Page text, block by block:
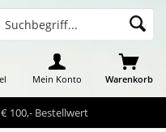
100,- Bestellwert
Warenkorb
Mein Konto